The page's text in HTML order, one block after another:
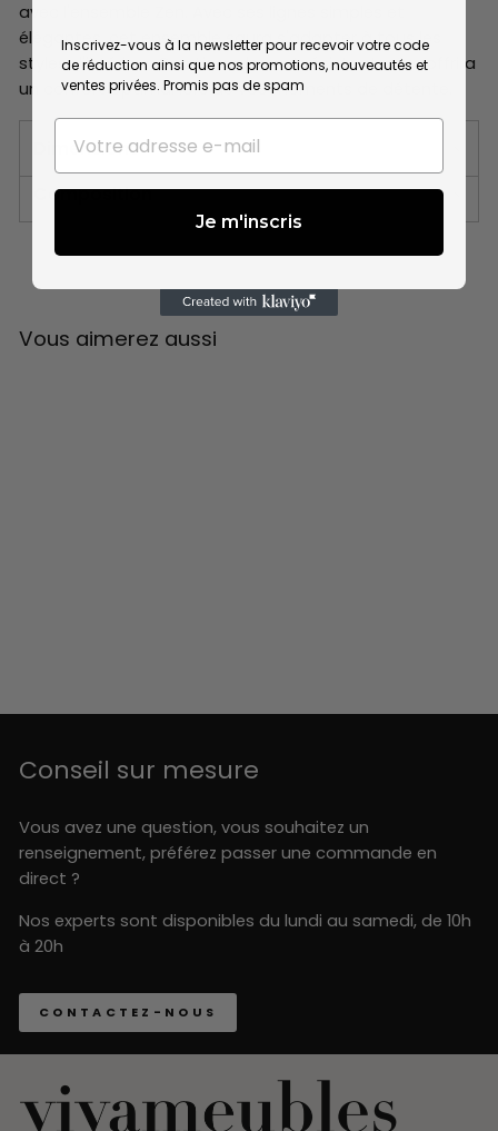
avec l'ensemble Zen. Avec ses lignes simples et
élégantes, cet ensemble saura s'adapter à tous les
styles d'intérieur. Son tissu doux et résistant vous offrira
un confort optimal lors de vos moments de détente.
Dimensions
Composition
Vous aimerez aussi
Conseil sur mesure
Vous avez une question, vous souhaitez un
renseignement, préférez passer une commande en
direct ?
Nos experts sont disponibles du lundi au samedi, de 10h
à 20h
CONTACTEZ-NOUS
Inscrivez-vous à la newsletter pour recevoir votre code
de réduction ainsi que nos promotions, nouveautés et
ventes privées. Promis pas de spam
Je m'inscris